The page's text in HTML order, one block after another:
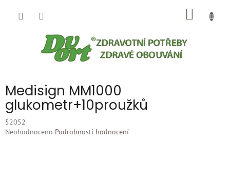
Medisign MM1000
glukometr+10proužků
52052
Průměrné
Neohodnoceno Podrobnosti hodnocení